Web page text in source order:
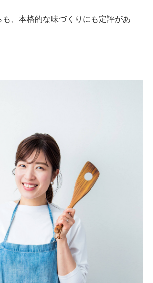
、本格的な味づくりにも定評があ